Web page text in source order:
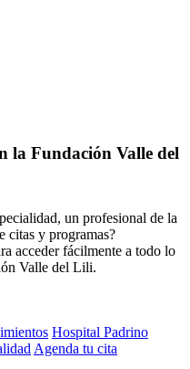
la Fundación Valle del
un profesional de la
citas y programas?
acceder fácilmente a todo lo
Valle del Lili.
Hospital Padrino
Agenda tu cita